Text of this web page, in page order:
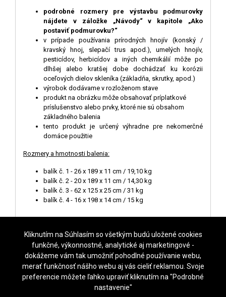
Kliknutím na Súhlasím so všetkým budú uložené cookies
funkčné, výkonnostné, analytické aj marketingové -
dokážeme vám tak umožniť pohodlné používanie webu,
merať funkčnosť nášho webu aj vás cieliť reklamou. Svoje
preferencie môžete ľahko upraviť kliknutím na "Podrobné
nastavenie"
podrobné rozmery pre výstavbu podmurovky
nájdete v záložke „Návody“ v kapitole „Ako
postaviť podmurovku?“
v prípade používania prírodných hnojív (konský /
kravský hnoj, slepačí trus apod.), umelých hnojív,
pesticídov, herbicídov a iných chemikálií môže po
dlhšej alebo kratšej dobe dochádzať ku korózii
oceľových dielov skleníka (základňa, skrutky, apod.)
výrobok dodávame v rozloženom stave
produkt na obrázku môže obsahovať príplatkové
príslušenstvo alebo prvky, ktoré nie sú obsahom
základného balenia
tento produkt je určený výhradne pre nekomerčné
domáce použitie
Rozmery a hmotnosti balenia:
balík č. 1 - 26 x 189 x 11 cm / 19,10 kg
balík č. 2 - 20 x 189 x 11 cm / 14,30 kg
balík č. 3 - 62 x 125 x 25 cm / 31 kg
balík č. 4 - 16 x 198 x 14 cm / 15 kg
NASTAVENIE COOKIES
KROFTAS Czech s.r.o. , Waltrova 1216/31, 318 00 Plzeň
+420 731 481 111, email info@sklenik.sk